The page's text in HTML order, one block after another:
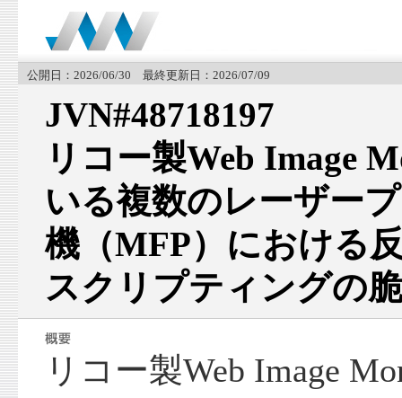
公開日：2026/06/30 最終更新日：2026/07/09
JVN#48718197
リコー製Web Image
いる複数のレーザー
機（MFP）における
スクリプティングの
リコー製Web Image